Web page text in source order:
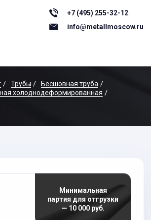
+7 (495) 255-32-12
info@metallmoscow.ru
Трубы
Бесшовная труба
холоднодеформированная
Минимальная
партия для отгрузки
— 10 000 руб.